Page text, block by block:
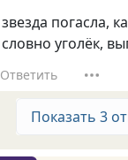
звезда погасла,
словно уголёк,
Ответить
Показать 3